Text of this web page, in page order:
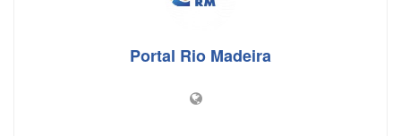
Portal Rio Madeira